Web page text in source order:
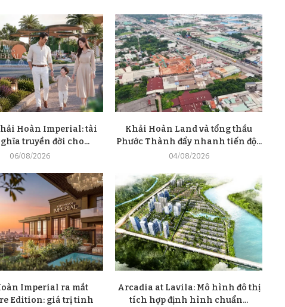
Hoàn Imperial: tài
truyền đời cho...
06/08/2026
Khải Hoàn Land và tổng thầu
Phước Thành đẩy nhanh tiến độ...
04/08/2026
Imperial ra mắt
Edition: giá trị tinh
Arcadia at Lavila: Mô hình đô thị
tích hợp định hình chuẩn...